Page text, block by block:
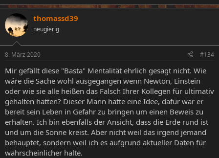
thomassd39
neugierig
8. März 2020 #134
Mir gefällt diese "Basta" Mentalität ehrlich gesagt nicht. Wie
wäre die Sache wohl ausgegangen wenn Newton, Einstein
oder wie sie alle heißen das Falsch Ihrer Kollegen für ultimativ
gehalten hätten? Dieser Mann hatte eine Idee, dafür war er
bereit sein Leben in Gefahr zu bringen um einen Beweis zu
erhalten. Ich bin ebenfalls der Ansicht, dass die Erde rund ist
und um die Sonne kreist. Aber nicht weil das irgend jemand
behauptet, sondern weil ich es aufgrund aktueller Daten für
wahrscheinlicher halte.